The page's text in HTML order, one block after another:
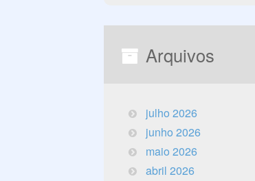
Arquivos
julho 2026
junho 2026
maio 2026
abril 2026